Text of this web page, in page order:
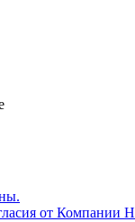
от